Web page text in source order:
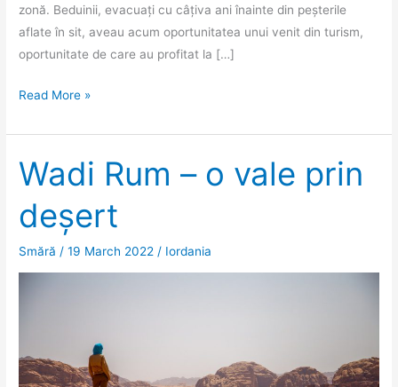
zonă. Beduinii, evacuați cu câțiva ani înainte din peșterile
aflate în sit, aveau acum oportunitatea unui venit din turism,
oportunitate de care au profitat la […]
Petra.
cum
să
slăbești
făcând
turism.
Read More »
Wadi Rum – o vale prin
deșert
Smără /19 March 2022 / Iordania